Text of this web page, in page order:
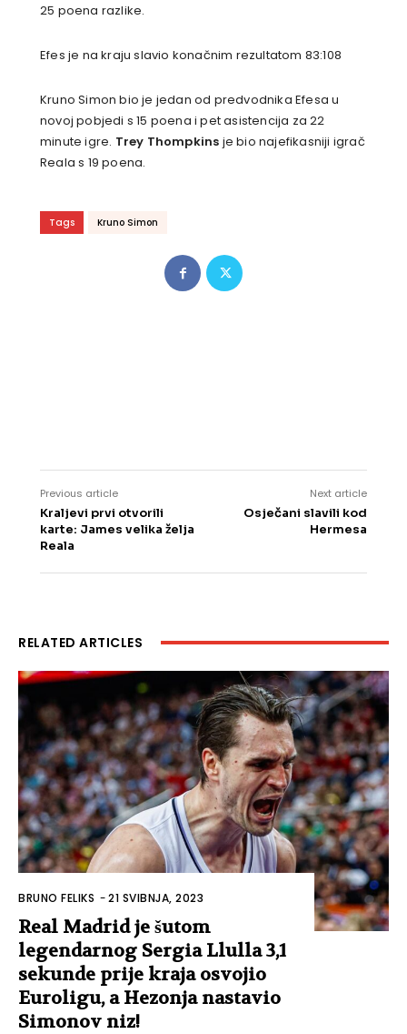
25 poena razlike.
Efes je na kraju slavio konačnim rezultatom 83:108
Kruno Simon bio je jedan od predvodnika Efesa u
novoj pobjedi s 15 poena i pet asistencija za 22
minute igre. Trey Thompkins je bio najefikasniji igrač
Reala s 19 poena.
Tags Kruno Simon
Previous article
Kraljevi prvi otvorili
karte: James velika želja
Reala
Next article
Osječani slavili kod
Hermesa
RELATED ARTICLES
BRUNO FELIKS -21 SVIBNJA, 2023
Real Madrid je šutom
legendarnog Sergia Llulla 3,1
sekunde prije kraja osvojio
Euroligu, a Hezonja nastavio
Simonov niz!